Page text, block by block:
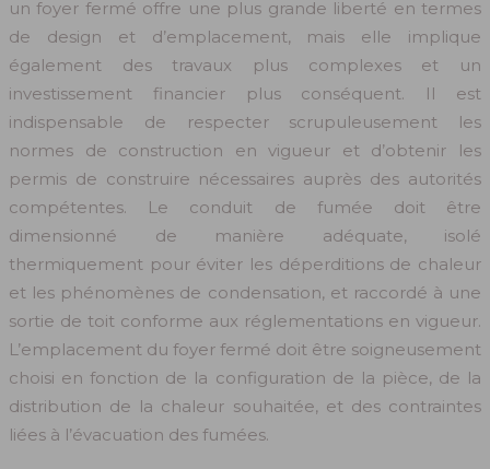
un foyer fermé offre une plus grande liberté en termes
de design et d’emplacement, mais elle implique
également des travaux plus complexes et un
investissement financier plus conséquent. Il est
indispensable de respecter scrupuleusement les
normes de construction en vigueur et d’obtenir les
permis de construire nécessaires auprès des autorités
compétentes. Le conduit de fumée doit être
dimensionné de manière adéquate, isolé
thermiquement pour éviter les déperditions de chaleur
et les phénomènes de condensation, et raccordé à une
sortie de toit conforme aux réglementations en vigueur.
L’emplacement du foyer fermé doit être soigneusement
choisi en fonction de la configuration de la pièce, de la
distribution de la chaleur souhaitée, et des contraintes
liées à l’évacuation des fumées.